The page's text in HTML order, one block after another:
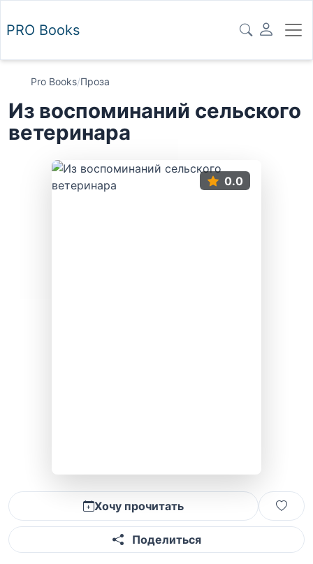
PRO Books
Pro Books/Проза
Из воспоминаний сельского
ветеринара
0.0
Хочу прочитать
Поделиться